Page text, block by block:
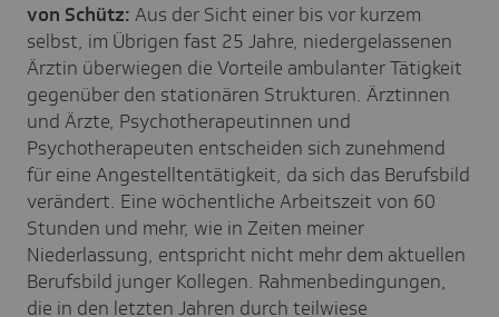
von Schütz: Aus der Sicht einer bis vor kurzem
selbst, im Übrigen fast 25 Jahre, niedergelassenen
Ärztin überwiegen die Vorteile ambulanter Tätigkeit
gegenüber den stationären Strukturen. Ärztinnen
und Ärzte, Psychotherapeutinnen und
Psychotherapeuten entscheiden sich zunehmend
für eine Angestelltentätigkeit, da sich das Berufsbild
verändert. Eine wöchentliche Arbeitszeit von 60
Stunden und mehr, wie in Zeiten meiner
Niederlassung, entspricht nicht mehr dem aktuellen
Berufsbild junger Kollegen. Rahmenbedingungen,
die in den letzten Jahren durch teilwiese